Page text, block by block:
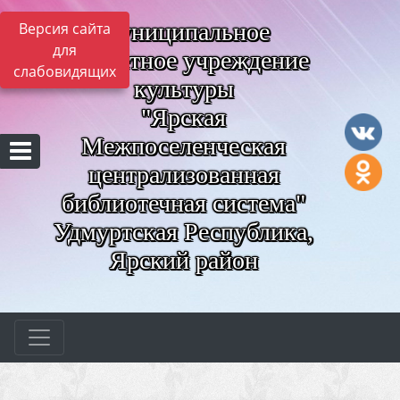
Версия сайта
для
слабовидящих
Муниципальное
бюджетное учреждение
культуры
"Ярская
Межпоселенческая
централизованная
библиотечная система"
Удмуртская Республика,
Ярский район